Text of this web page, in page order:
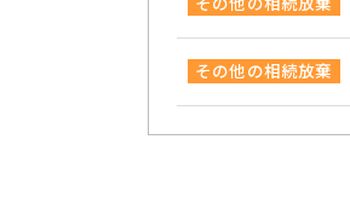
その他の相続放棄